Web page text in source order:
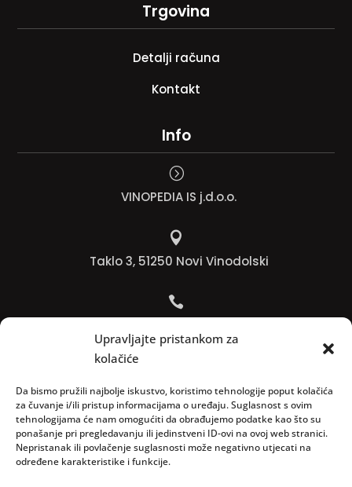
Upravljajte pristankom za
kolačiće
Da bismo pružili najbolje iskustvo, koristimo tehnologije poput kolačića
za čuvanje i/ili pristup informacijama o uređaju. Suglasnost s ovim
tehnologijama će nam omogućiti da obrađujemo podatke kao što su
ponašanje pri pregledavanju ili jedinstveni ID-ovi na ovoj web stranici.
Nepristanak ili povlačenje suglasnosti može negativno utjecati na
određene karakteristike i funkcije.
Trgovina
Detalji računa
Kontakt
Info
=
VINOPEDIA IS j.d.o.o.

Taklo 3, 51250 Novi Vinodolski

Jadranko +385 91 501 4218

info@vinopedia.hr